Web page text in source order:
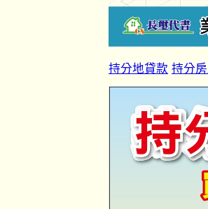
持分地貸款 持分